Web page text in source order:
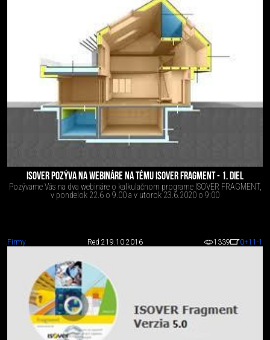
ISOVER POZÝVA NA WEBINÁRE NA TÉMU ISOVER FRAGMENT - 1. DIEL
Pozývame Vás na dva webináre o kalkulačnom programe ISOVER FRAGMENT,
v pondelok 22.6 o 9.00 a v utorok 23.6.2020 o 9:00
Firmy Red 219.10.2016 1339 0+11 -1